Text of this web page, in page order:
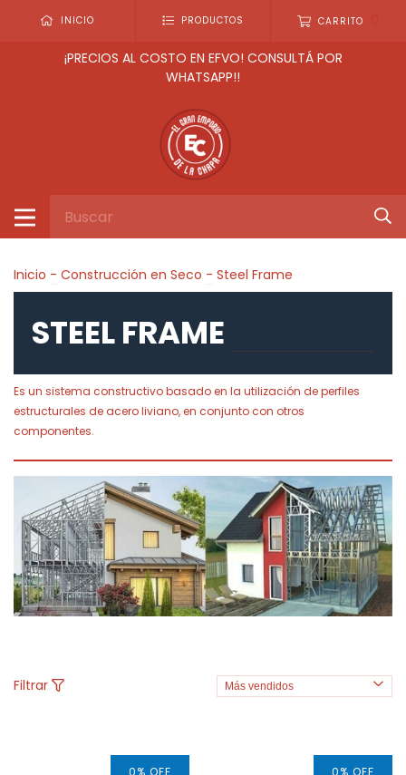
INICIO PRODUCTOS CARRITO
¡PRECIOS AL COSTO EN EFVO! CONSULTÁ POR
WHATSAPP!!
Inicio - Construcción en Seco - Steel Frame
STEEL FRAME
Es un sistema constructivo basado en la utilización de perfiles
estructurales de acero liviano, en conjunto con otros
componentes.
Filtrar
0% OFF 0% OFF